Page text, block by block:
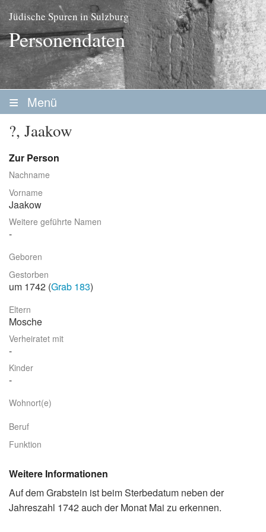
Jüdische Spuren in Sulzburg
Personendaten
Menü
Startseite
Personen
Personenliste
Vereine / Stiftungen
Erwerbsleben
Stadtrundgang
Unsere Initiative
Aktuelles
Suche
?, Jaakow
Zur Person
Nachname
Vorname
Jaakow
Weitere geführte Namen
Geboren
Gestorben
um 1742 (Grab 183)
Eltern
Mosche
Verheiratet mit
Kinder
Wohnort(e)
Beruf
Funktion
Weitere Informationen
Auf dem Grabstein ist beim Sterbedatum neben der
Jahreszahl 1742 auch der Monat Mai zu erkennen.